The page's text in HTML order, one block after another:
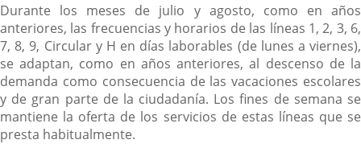
Durante los meses de julio y agosto, como en años
anteriores, las frecuencias y horarios de las líneas 1, 2, 3, 6,
7, 8, 9, Circular y H en días laborables (de lunes a viernes),
se adaptan, como en años anteriores, al descenso de la
demanda como consecuencia de las vacaciones escolares
y de gran parte de la ciudadanía. Los fines de semana se
mantiene la oferta de los servicios de estas líneas que se
presta habitualmente.